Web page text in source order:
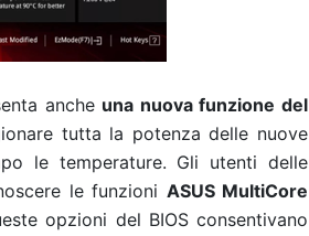
anche una nuova funzione del
tutta la potenza delle nuove
le temperature. Gli utenti delle
le funzioni ASUS MultiCore
opzioni del BIOS consentivano